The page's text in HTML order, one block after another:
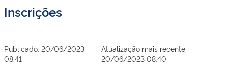
Inscrições
Publicado: 20/06/2023
08:41
Atualização mais recente:
20/06/2023 08:40